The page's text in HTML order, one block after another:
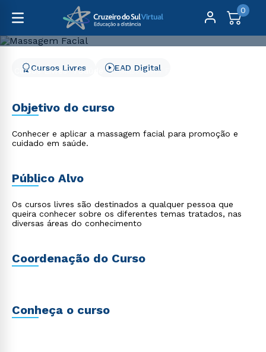
0
Cursos Livres Saúde Massagem Facial
Cursos Livres EAD Digital
Objetivo do curso
Conhecer e aplicar a massagem facial para promoção e
cuidado em saúde.
Público Alvo
Os cursos livres são destinados a qualquer pessoa que
queira conhecer sobre os diferentes temas tratados, nas
diversas áreas do conhecimento
Coordenação do Curso
Conheça o curso